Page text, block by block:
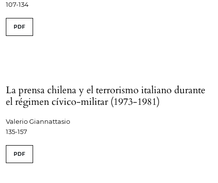
107-134
PDF
La prensa chilena y el terrorismo italiano durante
el régimen cívico-militar (1973-1981)
Valerio Giannattasio
135-157
PDF